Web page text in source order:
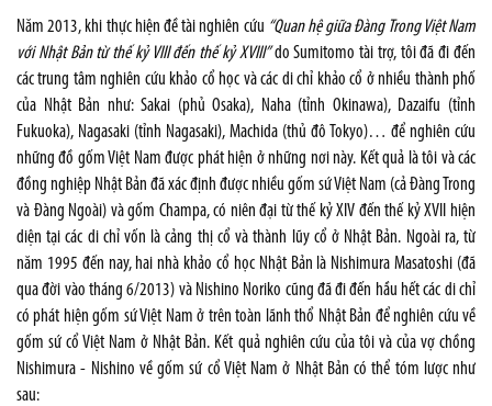
Năm 2013, khi thực hiện đề tài nghiên cứu “Quan hệ giữa Đàng Trong Việt Nam
với Nhật Bản từ thế kỷ VIII đến thế kỷ XVIII”do Sumitomo tài trợ, tôi đã đi đến
các trung tâm nghiên cứu khảo cổ học và các di chỉ khảo cổ ở nhiều thành phố
của Nhật Bản như: Sakai (phủ Osaka), Naha (tỉnh Okinawa), Dazaifu (tỉnh
Fukuoka), Nagasaki (tỉnh Nagasaki), Machida (thủ đô Tokyo)… để nghiên cứu
những đồ gốm Việt Nam được phát hiện ở những nơi này. Kết quả là tôi và các
đồng nghiệp Nhật Bản đã xác định được nhiều gốm sứ Việt Nam (cả Đàng Trong
và Đàng Ngoài) và gốm Champa, có niên đại từ thế kỷ XIV đến thế kỷ XVII hiện
diện tại các di chỉ vốn là cảng thị cổ và thành lũy cổ ở Nhật Bản. Ngoài ra, từ
năm 1995 đến nay, hai nhà khảo cổ học Nhật Bản là Nishimura Masatoshi (đã
qua đời vào tháng 6/2013) và Nishino Noriko cũng đã đi đến hầu hết các di chỉ
có phát hiện gốm sứ Việt Nam ở trên toàn lãnh thổ Nhật Bản để nghiên cứu về
gốm sứ cổ Việt Nam ở Nhật Bản. Kết quả nghiên cứu của tôi và của vợ chồng
Nishimura - Nishino về gốm sứ cổ Việt Nam ở Nhật Bản có thể tóm lược như
sau: